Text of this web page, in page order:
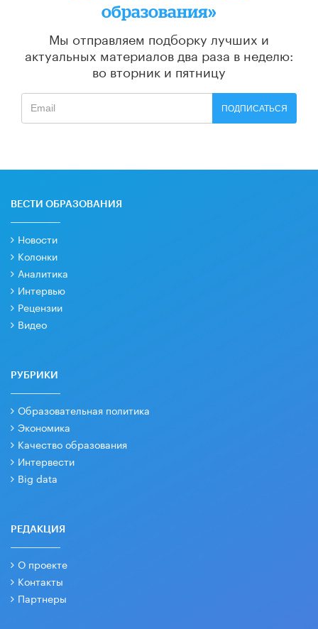
образования»
Мы отправляем подборку лучших и
актуальных материалов два раза в неделю:
во вторник и пятницу
ПОДПИСАТЬСЯ
ВЕСТИ ОБРАЗОВАНИЯ
Новости
Колонки
Аналитика
Интервью
Рецензии
Видео
РУБРИКИ
Образовательная политика
Экономика
Качество образования
Интервести
Big data
РЕДАКЦИЯ
О проекте
Контакты
Партнеры